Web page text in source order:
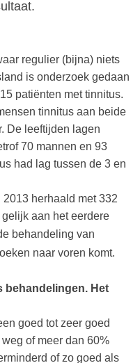
regulier (bijna) niets
is onderzoek gedaan
patiënten met tinnitus.
tinnitus aan beide
De leeftijden lagen
70 mannen en 93
had lag tussen de 3 en
herhaald met 332
aan het eerdere
behandeling van
naar voren komt.
behandelingen. Het
goed tot zeer goed
of meer dan 60%
of zo goed als